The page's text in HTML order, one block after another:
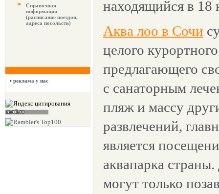
Справочная
информация
(расписание поездов,
адреса посольств)
реклама у нас
находящийся в 18
Аква лоо в Сочи
целого
предлагающего
с санаторным
пляж и массу
развлечений,
является
аквапарка
могут только